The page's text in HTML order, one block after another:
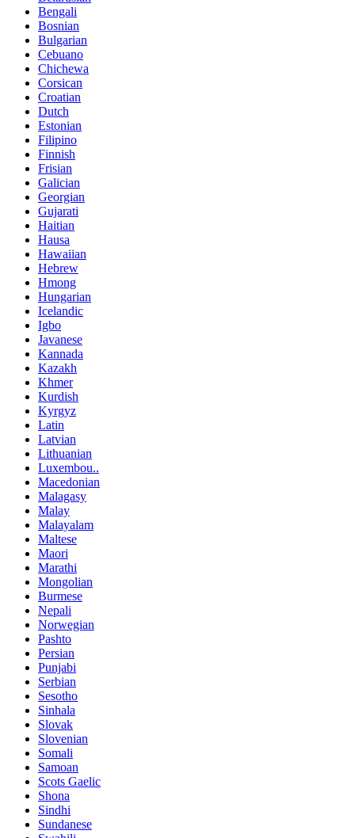
Bengali
Bosnian
Bulgarian
Cebuano
Chichewa
Corsican
Croatian
Dutch
Estonian
Filipino
Finnish
Frisian
Galician
Georgian
Gujarati
Haitian
Hausa
Hawaiian
Hebrew
Hmong
Hungarian
Icelandic
Igbo
Javanese
Kannada
Kazakh
Khmer
Kurdish
Kyrgyz
Latin
Latvian
Lithuanian
Luxembou..
Macedonian
Malagasy
Malay
Malayalam
Maltese
Maori
Marathi
Mongolian
Burmese
Nepali
Norwegian
Pashto
Persian
Punjabi
Serbian
Sesotho
Sinhala
Slovak
Slovenian
Somali
Samoan
Scots Gaelic
Shona
Sindhi
Sundanese